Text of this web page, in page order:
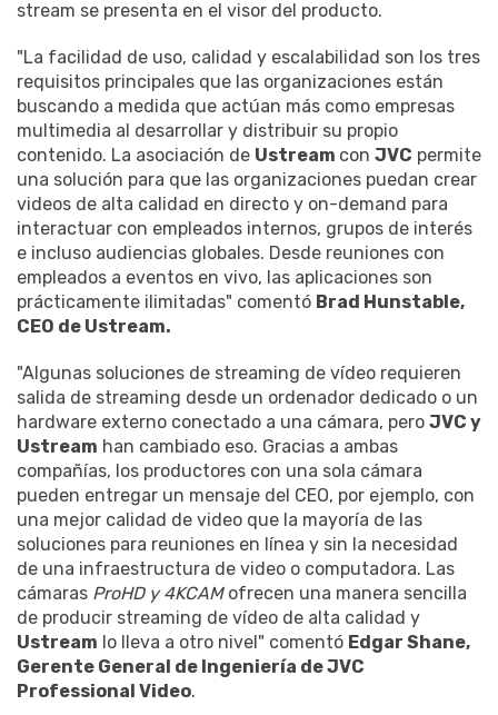
stream se presenta en el visor del producto.
"La facilidad de uso, calidad y escalabilidad son los tres
requisitos principales que las organizaciones están
buscando a medida que actúan más como empresas
multimedia al desarrollar y distribuir su propio
contenido. La asociación de Ustream con JVC permite
una solución para que las organizaciones puedan crear
videos de alta calidad en directo y on-demand para
interactuar con empleados internos, grupos de interés
e incluso audiencias globales. Desde reuniones con
empleados a eventos en vivo, las aplicaciones son
prácticamente ilimitadas" comentó Brad Hunstable,
CEO de Ustream.
"Algunas soluciones de streaming de vídeo requieren
salida de streaming desde un ordenador dedicado o un
hardware externo conectado a una cámara, pero JVC y
Ustream han cambiado eso. Gracias a ambas
compañías, los productores con una sola cámara
pueden entregar un mensaje del CEO, por ejemplo, con
una mejor calidad de video que la mayoría de las
soluciones para reuniones en línea y sin la necesidad
de una infraestructura de video o computadora. Las
cámaras ProHD y 4KCAMofrecen una manera sencilla
de producir streaming de vídeo de alta calidad y
Ustream lo lleva a otro nivel" comentó Edgar Shane,
Gerente General de Ingeniería de JVC
Professional Video.